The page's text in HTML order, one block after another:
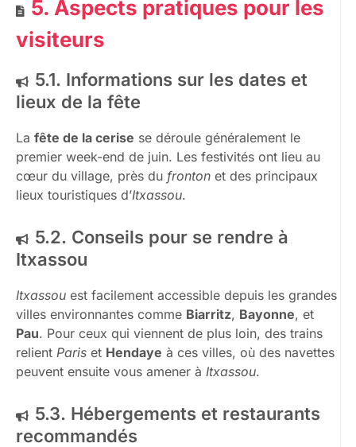
5. Aspects pratiques pour les
visiteurs
5.1. Informations sur les dates et
lieux de la fête
La fête de la cerise se déroule généralement le
premier week-end de juin. Les festivités ont lieu au
cœur du village, près du fronton et des principaux
lieux touristiques d’Itxassou.
5.2. Conseils pour se rendre à
Itxassou
Itxassou est facilement accessible depuis les grandes
villes environnantes comme Biarritz, Bayonne, et
Pau. Pour ceux qui viennent de plus loin, des trains
relient Paris et Hendaye à ces villes, où des navettes
peuvent ensuite vous amener à Itxassou.
5.3. Hébergements et restaurants
recommandés